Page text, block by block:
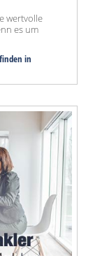
wertvolle
es um
in